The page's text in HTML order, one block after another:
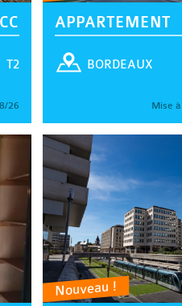
T2
26
APPARTEMENT
BORDEAUX
Mise
Nouveau !